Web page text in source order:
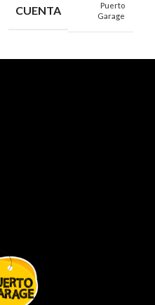
CUENTA
Puerto
Garage